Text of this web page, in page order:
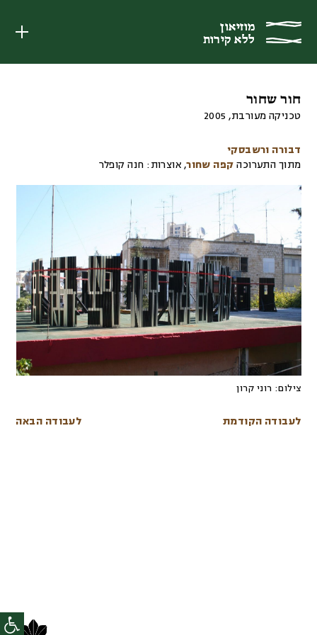
מוזיאון
ללא קירות
מוזיאון
ללא קירות
חור שחור
טכניקה מעורבת,
2005
דבורה ורשבסקי
מתוך התערוכה קפה שחור, אוצרות: חנה קופלר
צילום: רוני קרון
לעבודה הקודמת לעבודה הבאה